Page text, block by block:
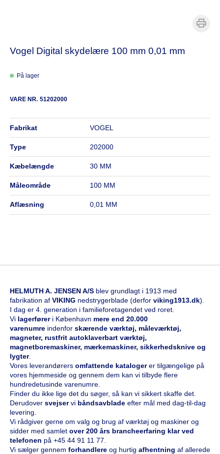
Vogel Digital skydelære 100 mm 0,01 mm
På lager
VARE NR. 51202000
fabrikat VOGEL
type 202000
kæbelængde 30 MM
måleområde 100 MM
aflæsning 0,01 MM
HELMUTH A. JENSEN A/S blev grundlagt i 1913 med
fabrikation af VIKING nedstrygerblade (derfor viking1913.dk).
I dag er 4. generation i familieforetagendet ved roret.
Vi lagerfører i København mere end 20.000
varenumre indenfor skærende værktøj, måleværktøj,
magneter, rustfrit autoklaverbart værktøj,
magnetboremaskiner, mærkemaskiner, sikkerhedsknive og
lygter.
Vores leverandørers omfattende katalogerer tilgængelige på
vores hjemmeside og gennem dem kan vi tilbyde flere
hundredetusinde varenumre.
Finder du ikke lige det du søger, så kan vi sikkert skaffe det.
Derudover svejservi båndsavblade efter mål med dag-til-dag
levering.
Vi rådgiver gerne om valg og brug af værktøj og maskiner og
sidder med samlet over 200 års brancheerfaring klar ved
telefonen på +45 44 91 11 77
Vi sælger gennem forhandlere og hurtig afhentning af allerede